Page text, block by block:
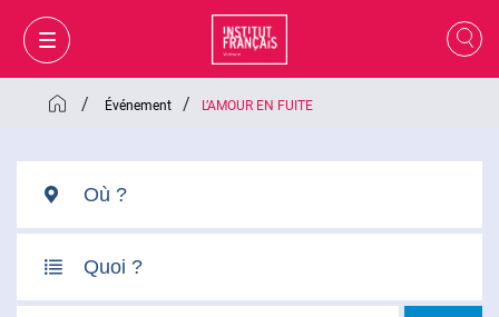
/ Événement / L’AMOUR EN FUITE